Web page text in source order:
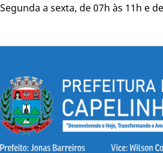
Segunda a sexta, de 07h às 11h e